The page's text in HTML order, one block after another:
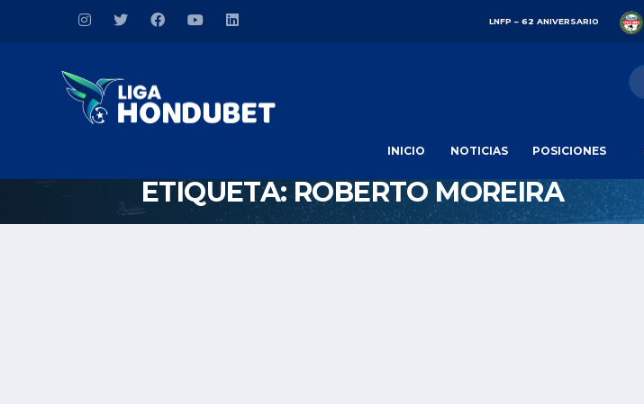
LNFP – 62 ANIVERSARIO
INICIO NOTICIAS POSICIONES
ETIQUETA: ROBERTO MOREIRA